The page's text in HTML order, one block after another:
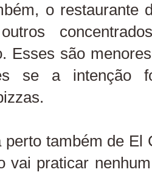
o restaurante
Esses são
se a intenção
perto também de
vai praticar